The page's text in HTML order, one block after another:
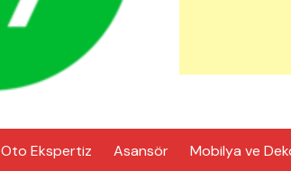
Oto Ekspertiz Asansör Mobilya ve